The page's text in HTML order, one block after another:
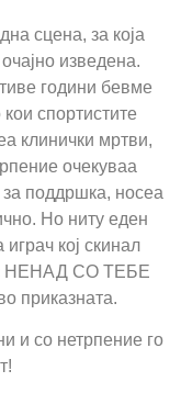
сцена, за која
изведена.
години бевме
спортистите
клинички мртви,
очекуваа
поддршка, носеа
Но ниту еден
кој скинал
НЕНАД СО ТЕБЕ
приказната.
и со нетрпение го